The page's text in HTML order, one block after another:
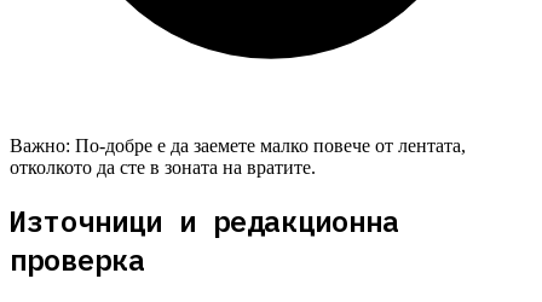
Важно: По-добре е да заемете малко повече от лентата,
отколкото да сте в зоната на вратите.
Източници и редакционна
проверка